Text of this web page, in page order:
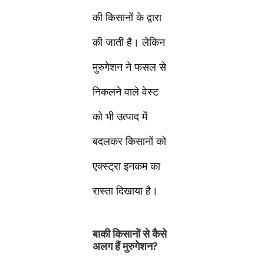
की किसानों के द्वारा
की जाती है। लेकिन
मुरुगेशन ने फसल से
निकलने वाले वेस्ट
को भी उत्पाद में
बदलकर किसानों को
एक्स्ट्रा इनकम का
रास्ता दिखाया है।
बाकी किसानों से कैसे
अलग हैं मुरुगेशन?